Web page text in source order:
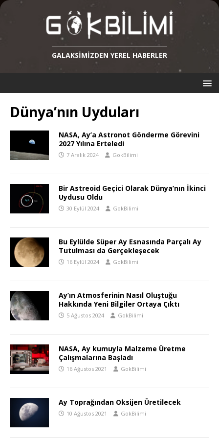
GALAKSIMIZDEN YEREL HABERLER
Dünya’nın Uyduları
NASA, Ay’a Astronot Gönderme Görevini
2027 Yılına Erteledi
7 Aralık 2024 GokBilimi
Bir Astreoid Geçici Olarak Dünya’nın İkinci
Uydusu Oldu
30 Eylül 2024 GokBilimi
Bu Eylülde Süper Ay Esnasında Parçalı Ay
Tutulması da Gerçekleşecek
16 Eylül 2024 GokBilimi
Ay’ın Atmosferinin Nasıl Oluştuğu
Hakkında Yeni Bilgiler Ortaya Çıktı
5 Ağustos 2024 GokBilimi
NASA, Ay kumuyla Malzeme Üretme
Çalışmalarına Başladı
16 Ağustos 2021 GokBilimi
Ay Toprağından Oksijen Üretilecek
10 Ağustos 2021 GokBilimi